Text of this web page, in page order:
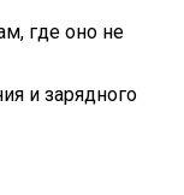
где оно не
и зарядного